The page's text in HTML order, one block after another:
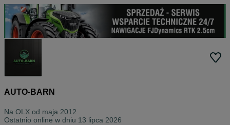
AUTO-BARN
Na OLX od maja 2012
Ostatnio online w dniu 13 lipca 2026